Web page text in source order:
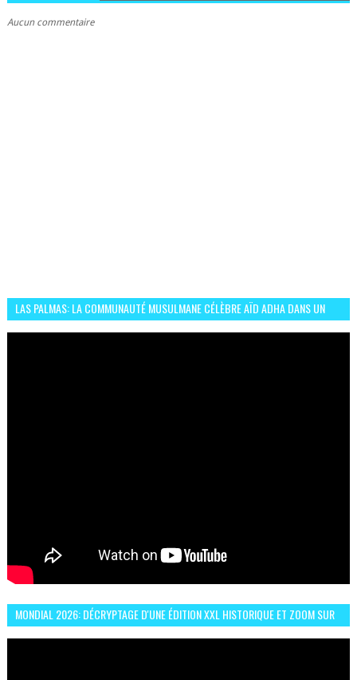
Aucun commentaire
LAS PALMAS: LA COMMUNAUTÉ MUSULMANE CÉLÈBRE AÏD ADHA DANS UN
MONDIAL 2026: DÉCRYPTAGE D'UNE ÉDITION XXL HISTORIQUE ET ZOOM SUR